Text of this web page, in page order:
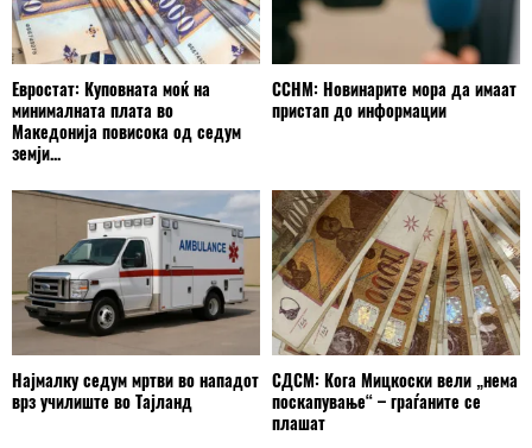
Евростат: Куповната моќ на
минималната плата во
Македонија повисока од седум
земји...
ССНМ: Новинарите мора да имаат
пристап до информации
Најмалку седум мртви во нападот
врз училиште во Тајланд
СДСМ: Кога Мицкоски вели „нема
поскапување“ – граѓаните се
плашат